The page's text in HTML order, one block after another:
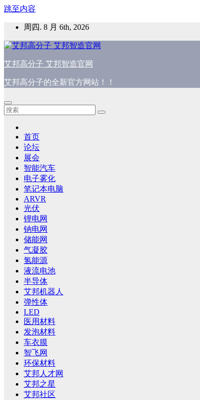
跳至内容
周四. 8 月 6th, 2026
艾邦高分子 艾邦智造官网
艾邦高分子的全新官方网站！！
首页
论坛
展会
智能汽车
电子雾化
笔记本电脑
ARVR
光伏
锂电网
钠电网
储能网
气凝胶
氢能源
液流电池
半导体
艾邦机器人
弹性体
LED
医用材料
发泡材料
车衣膜
智飞网
环保材料
艾邦人才网
艾邦之星
艾邦社区